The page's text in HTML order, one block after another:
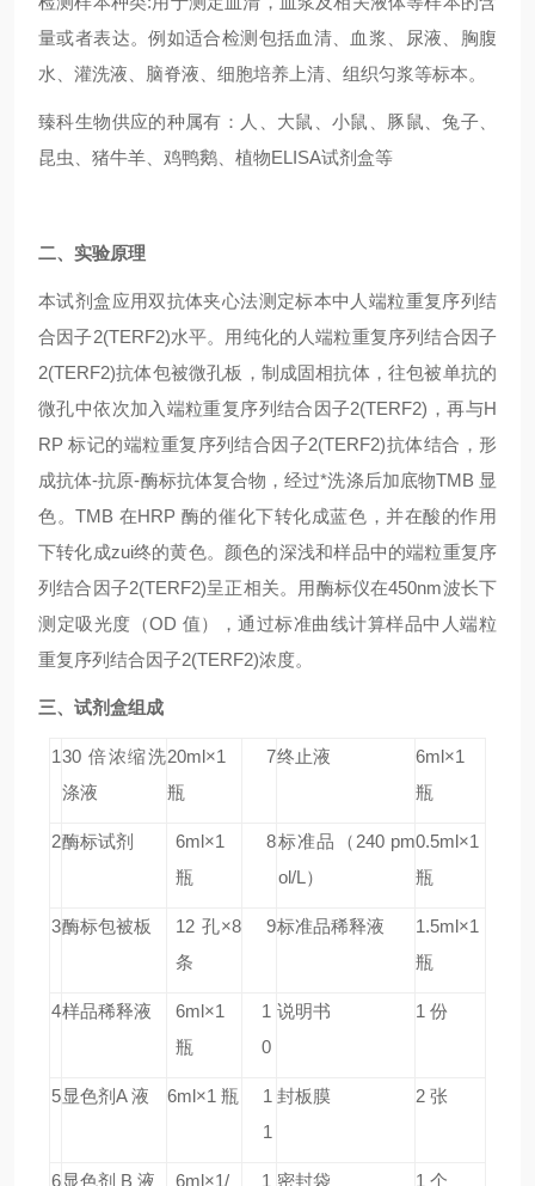
量或者表达。例如适合检测包括血清、血浆、尿液、胸腹
水、灌洗液、脑脊液、细胞培养上清、组织匀浆等标本。
臻科生物供应的种属有：人、大鼠、小鼠、豚鼠、兔子、
昆虫、猪牛羊、鸡鸭鹅、植物ELISA试剂盒等
二、实验原理
本试剂盒应用双抗体夹心法测定标本中人端粒重复序列结
合因子2(TERF2)水平。用纯化的人端粒重复序列结合因子
2(TERF2)抗体包被微孔板，制成固相抗体，往包被单抗的
微孔中依次加入端粒重复序列结合因子2(TERF2)，再与H
RP 标记的端粒重复序列结合因子2(TERF2)抗体结合，形
成抗体-抗原-酶标抗体复合物，经过*洗涤后加底物TMB 显
色。TMB 在HRP 酶的催化下转化成蓝色，并在酸的作用
下转化成zui终的黄色。颜色的深浅和样品中的端粒重复序
列结合因子2(TERF2)呈正相关。用酶标仪在450nm波长下
测定吸光度（OD 值），通过标准曲线计算样品中人端粒
重复序列结合因子2(TERF2)浓度。
三、试剂盒组成
130 倍浓缩洗
涤液
20ml×1
瓶
7终止液
6ml×1
瓶
2酶标试剂
6ml×1
瓶
8标准品
（240 pm
ol/L）
0.5ml×1
瓶
3酶标包被板
12 孔×8
条
9标准品稀释液
1.5ml×1
瓶
4样品稀释液
6ml×1
瓶
1
0
说明书 1 份
5显色剂A 液 6ml×1 瓶
1
1
封板膜 2 张
6显色剂 B 液 6ml×1/ 1 密封袋 1 个